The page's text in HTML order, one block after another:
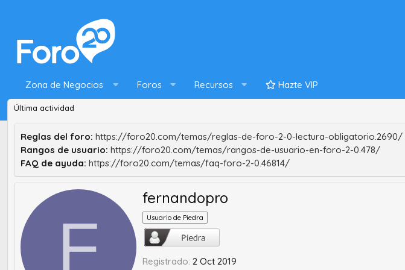
Zona de Negocios Foros Recursos Hazte VIP
Última actividad
Reglas del foro: https://foro20.com/temas/reglas-de-foro-2-0-lectura-obligatorio.2690/
Rangos de usuario: https://foro20.com/temas/rangos-de-usuario-en-foro-2-0.478/
FAQ de ayuda: https://foro20.com/temas/faq-foro-2-0.46814/
F
fernandopro
Usuario de Piedra
Registrado 2 Oct 2019